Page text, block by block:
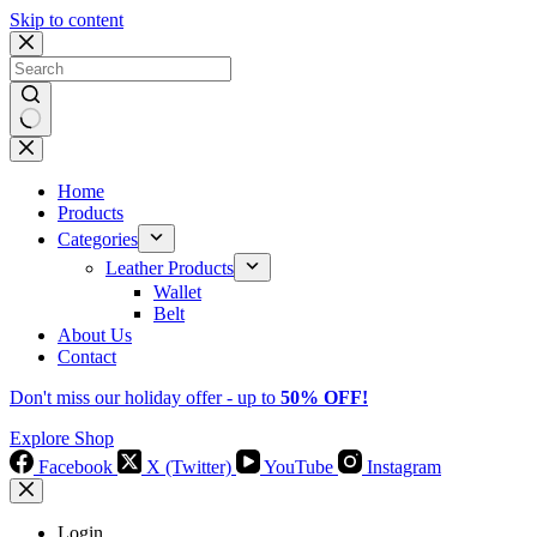
Skip to content
No
results
Home
Products
Categories
Leather Products
Wallet
Belt
About Us
Contact
Don't miss our holiday offer - up to 50% OFF!
Explore Shop
Facebook
X (Twitter) YouTube Instagram
Login